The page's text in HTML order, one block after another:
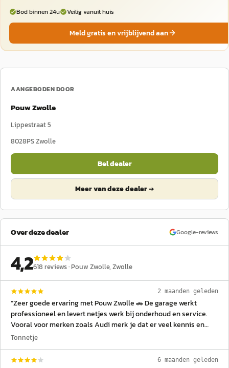
Bod binnen 24u
Veilig vanuit huis
Meld gratis en vrijblijvend aan
AANGEBODEN DOOR
Pouw Zwolle
Lippestraat 5
8028PSZwolle
Bel dealer
Meer van deze dealer →
Over deze dealer Google-reviews
4,2618 reviews ·Pouw Zwolle, Zwolle
2 maanden geleden
“Zeer goede ervaring met Pouw Zwolle 🚗 De garage werkt
professioneel en levert netjes werk bij onderhoud en service.
Vooral voor merken zoals Audi merk je dat er veel kennis en
ervaring aanwezig is. Het personeel is vriendelijk en helpt je
en prettig verloopt. Je wordt goed op de hoogte gehouden van
Tonnetje
6 maanden geleden